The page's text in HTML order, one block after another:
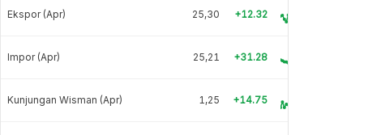
Ekspor (Apr) 25,30 +12.32
Impor (Apr) 25,21 +31.28
Kunjungan Wisman (Apr) 1,25 +14.75